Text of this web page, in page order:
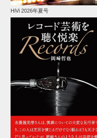
HiVi 2026年夏号